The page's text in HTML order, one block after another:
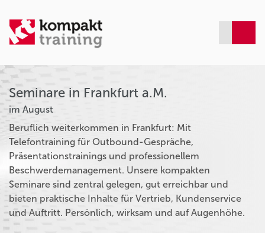
Seminare in Frankfurt a.M.
im August
Beruflich weiterkommen in Frankfurt: Mit
Telefontraining für Outbound-Gespräche,
Präsentationstrainings und professionellem
Beschwerdemanagement. Unsere kompakten
Seminare sind zentral gelegen, gut erreichbar und
bieten praktische Inhalte für Vertrieb, Kundenservice
und Auftritt. Persönlich, wirksam und auf Augenhöhe.